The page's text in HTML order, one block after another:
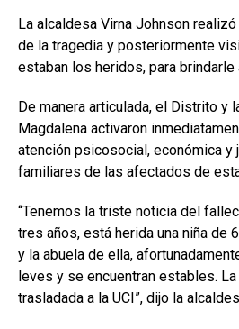
La alcaldesa Virna Johnson
de la tragedia y posteriormente
estaban los heridos, para
De manera articulada, el Distrito y
Magdalena activaron
atención psicosocial, económica y
familiares de las afectados de
“Tenemos la triste noticia del
tres años, está herida una niña de
y la abuela de ella,
leves y se encuentran estables.
trasladada a la UCI”, dijo la